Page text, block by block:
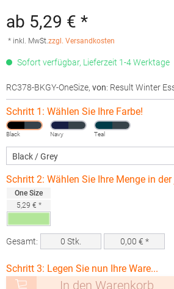
ab 5,29 € *
* inkl. MwSt.zzgl. Versandkosten
Sofort verfügbar, Lieferzeit 1-4 Werktage
RC378-BKGY-OneSize, von: Result Winter
Schritt 1: Wählen Sie Ihre Farbe!
Black Navy Teal
Schritt 2: Wählen Sie Ihre Menge in
One Size
5,29 € *
Gesamt: 0 Stk. 0,00 € *
Schritt 3: Legen Sie nun Ihre Ware...
In den Warenkorb